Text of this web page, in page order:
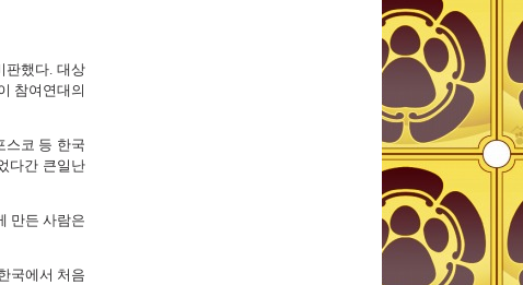
판했다. 대상
참여연대의
스코 등 한국
다간 큰일난
만든 사람은
국에서 처음